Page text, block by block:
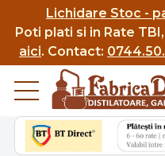
Lichidare Stoc -
Poti plati si in Rate
aici. Contact: